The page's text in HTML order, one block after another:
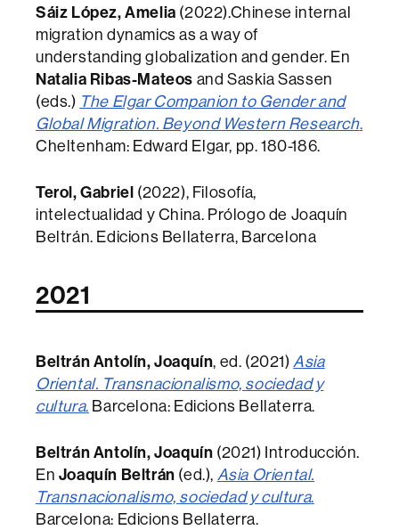
Sáiz López, Amelia (2022).Chinese internal
migration dynamics as a way of
understanding globalization and gender. En
Natalia Ribas-Mateos and Saskia Sassen
(eds.) The Elgar Companion to Gender and
Global Migration. Beyond Western Research.
Cheltenham: Edward Elgar, pp. 180-186.
Terol, Gabriel (2022), Filosofía,
intelectualidad y China. Prólogo de Joaquín
Beltrán. Edicions Bellaterra, Barcelona
2021
Beltrán Antolín, Joaquín, ed. (2021) Asia
Oriental. Transnacionalismo, sociedad y
cultura. Barcelona: Edicions Bellaterra.
Beltrán Antolín, Joaquín (2021) Introducción.
En Joaquín Beltrán (ed.), Asia Oriental.
Transnacionalismo, sociedad y cultura.
Barcelona: Edicions Bellaterra.